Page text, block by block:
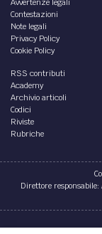
Contestazioni
Note legali
Privacy Policy
Cookie Policy
RSS contributi
Academy
Archivio articoli
Codici
Riviste
Rubriche
Direttore